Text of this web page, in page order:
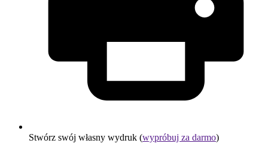
Stwórz swój własny wydruk (wypróbuj za darmo)